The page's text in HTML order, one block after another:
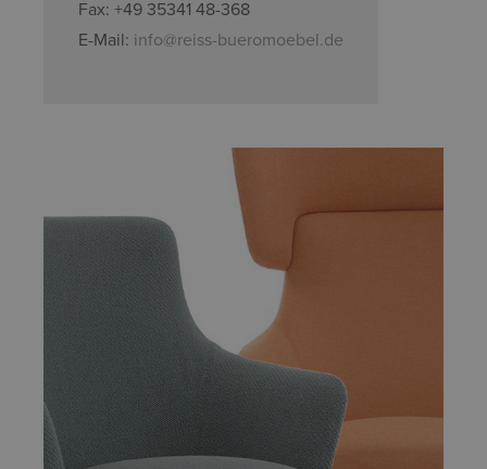
Fax: +49 35341 48-368
E-Mail: info@reiss-bueromoebel.de